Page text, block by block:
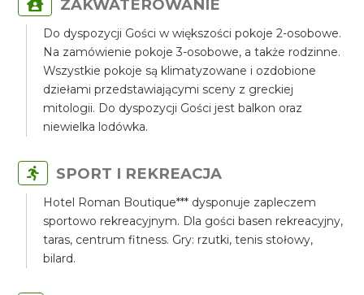
ZAKWATEROWANIE
Do dyspozycji Gości w większości pokoje 2-osobowe.
Na zamówienie pokoje 3-osobowe, a także rodzinne.
Wszystkie pokoje są klimatyzowane i ozdobione
dziełami przedstawiającymi sceny z greckiej
mitologii. Do dyspozycji Gości jest balkon oraz
niewielka lodówka.
SPORT I REKREACJA
Hotel Roman Boutique*** dysponuje zapleczem
sportowo rekreacyjnym. Dla gości basen rekreacyjny,
taras, centrum fitness. Gry: rzutki, tenis stołowy,
bilard.